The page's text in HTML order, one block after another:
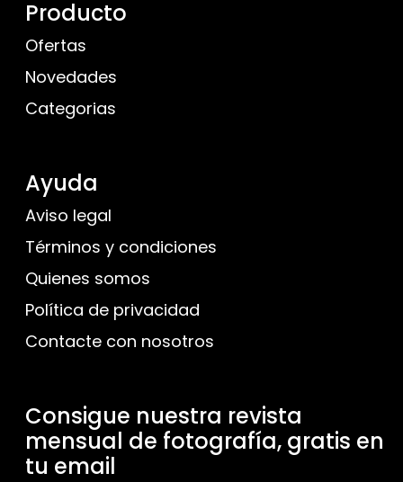
Producto
Ofertas
Novedades
Categorias
Ayuda
Aviso legal
Términos y condiciones
Quienes somos
Política de privacidad
Contacte con nosotros
Consigue nuestra revista
mensual de fotografía, gratis en
tu email